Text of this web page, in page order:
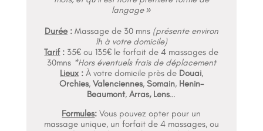
langage »
Durée:Massage de 30 mns (présente environ
1h à votre domicile)
Tarif: 35€ ou 135€ le forfait de 4 massages de
30mns *Hors éventuels frais de déplacement
Lieux:À votre domicile près de Douai,
Orchies, Valenciennes, Somain, Henin-
Beaumont,Arras, Lens…
Formules: Vous pouvez opter pour un
massage unique, un forfait de 4 massages, ou